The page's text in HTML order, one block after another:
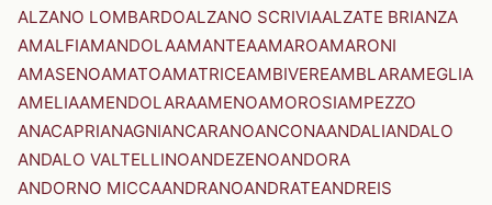
ALZANO LOMBARDOALZANO SCRIVIAALZATE BRIANZA
AMALFIAMANDOLAAMANTEAAMAROAMARONI
AMASENOAMATOAMATRICEAMBIVEREAMBLARAMEGLIA
AMELIAAMENDOLARAAMENOAMOROSIAMPEZZO
ANACAPRIANAGNIANCARANOANCONAANDALIANDALO
ANDALO VALTELLINOANDEZENOANDORA
ANDORNO MICCAANDRANOANDRATEANDREIS